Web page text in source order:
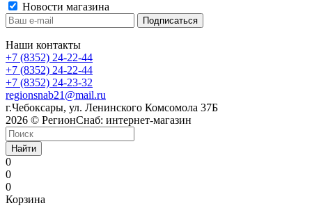
Новости магазина
Наши контакты
+7 (8352) 24-22-44
+7 (8352) 24-22-44
+7 (8352) 24-23-32
regionsnab21@mail.ru
г.Чебоксары, ул. Ленинского Комсомола 37Б
2026 © РегионСнаб: интернет-магазин
Найти
0
0
0
Корзина